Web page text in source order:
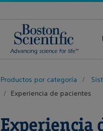
Productos por categoría
Experiencia de pacientes
Experiencia